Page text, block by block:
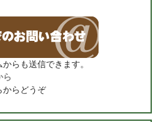
らも送信できます。
ら
からどうぞ